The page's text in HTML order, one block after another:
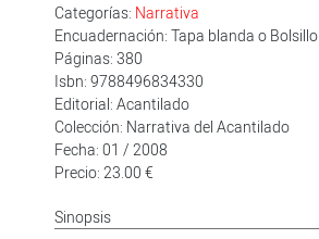
Categorías: Narrativa
Encuadernación: Tapa blanda o Bolsillo
Páginas: 380
Isbn: 9788496834330
Editorial: Acantilado
Colección: Narrativa del Acantilado
Fecha: 01 / 2008
Precio: 23.00 €
Sinopsis